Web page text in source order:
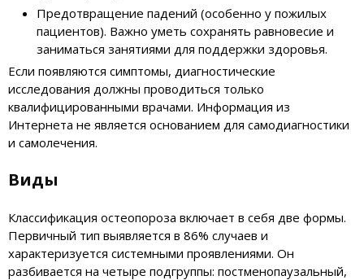
Предотвращение падений (особенно у пожилых
пациентов). Важно уметь сохранять равновесие и
заниматься занятиями для поддержки здоровья.
Если появляются симптомы, диагностические
исследования должны проводиться только
квалифицированными врачами. Информация из
Интернета не является основанием для самодиагностики
и самолечения.
Виды
Классификация остеопороза включает в себя две формы.
Первичный тип выявляется в 86% случаев и
характеризуется системными проявлениями. Он
разбивается на четыре подгруппы: постменопаузальный,